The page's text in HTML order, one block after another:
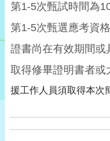
第1-5次甄試時間為
第1-5次甄選應考資
證書尚在有效期間或
取得修畢證明書者或
援工作人員須取得本次